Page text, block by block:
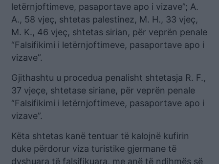
letërnjoftimeve, pasaportave apo i vizave”; A.
A., 58 vjeç, shtetas palestinez, M. H., 33 vjeç,
M. K., 46 vjeç, shtetas sirian, për veprën penale
“Falsifikimi i letërnjoftimeve, pasaportave apo i
vizave”.
Gjithashtu u procedua penalisht shtetasja R. F.,
37 vjeçe, shtetase siriane, për veprën penale
“Falsifikimi i letërnjoftimeve, pasaportave apo i
vizave”.
Këta shtetas kanë tentuar të kalojnë kufirin
duke përdorur viza turistike gjermane të
dyshuara të falsifikuara, me anë të ndihmës së